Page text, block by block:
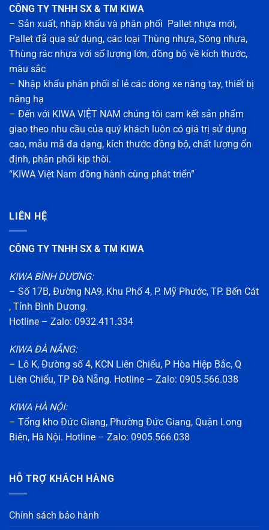
CÔNG TY TNHH SX & TM KIWA
– Sản xuất, nhập khẩu và phân phối Pallet nhựa mới,
Pallet đã qua sử dụng, các loại Thùng nhựa, Sóng nhựa,
Thùng rác nhựa với số lượng lớn, đồng bộ về kích thước,
màu sắc
– Nhập khẩu phân phối sỉ lẻ các dòng xe nâng tay, thiết bị
nâng hạ
– Đến với KIWA VIỆT NAM chúng tôi cam kết sản phẩm
giao theo nhu cầu của quý khách luôn có giá trị sử dụng
cao, mẫu mã đa dạng, kích thước đồng bộ, chất lượng ổn
định, phân phối kịp thời.
“KIWA Việt Nam đồng hành cùng phát triển”
LIÊN HỆ
CÔNG TY TNHH SX & TM KIWA
KIWA BÌNH DƯƠNG:
– Số 17B, Đường NA9, Khu Phố 4, P. Mỹ Phước, TP. Bến Cát
, Tỉnh Bình Dương.
Hotline – Zalo: 0932.411.334
KIWA ĐÀ NẴNG:
– Lô K, Đường số 4, KCN Liên Chiểu, P Hòa Hiệp Bắc, Q
Liên Chiểu, TP Đà Nẵng. Hotline – Zalo: 0905.566.038
KIWA HÀ NỘI:
– Tổng kho Đức Giang, Phường Đức Giang, Quận Long
Biên, Hà Nội. Hotline – Zalo: 0905.566.038
HỖ TRỢ KHÁCH HÀNG
Chính sách bảo hành